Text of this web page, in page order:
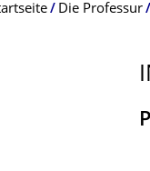
Menü
Die Professur